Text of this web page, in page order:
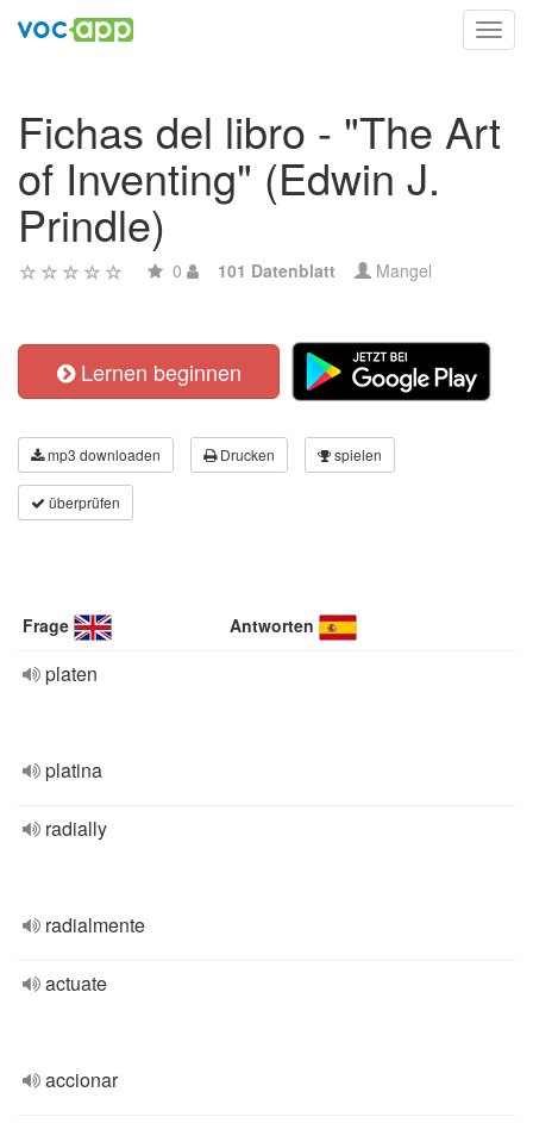
Fichas del libro - "The Art
of Inventing" (Edwin J.
Prindle)
0 101 Datenblatt Mangel
Lernen beginnen
mp3 downloaden Drucken spielen
überprüfen
Frage Antworten
platen
platina
radially
radialmente
actuate
accionar